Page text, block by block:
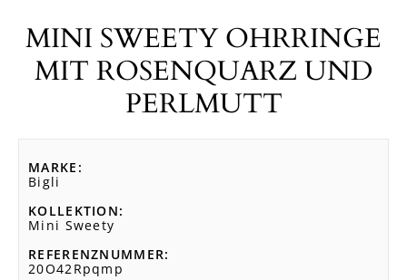
MINI SWEETY OHRRINGE
MIT ROSENQUARZ UND
PERLMUTT
MARKE
Bigli
KOLLEKTION
Mini Sweety
REFERENZNUMMER
20O42Rpqmp